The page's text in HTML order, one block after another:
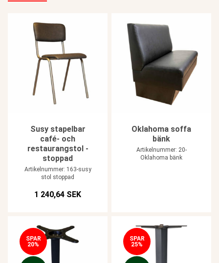
Susy stapelbar
café- och
restaurangstol -
stoppad
Artikelnummer: 163-susy
stol stoppad
1 240,64 SEK
Oklahoma soffa
bänk
Artikelnummer: 20-
Oklahoma bänk
SPAR
20%
SPAR
25%